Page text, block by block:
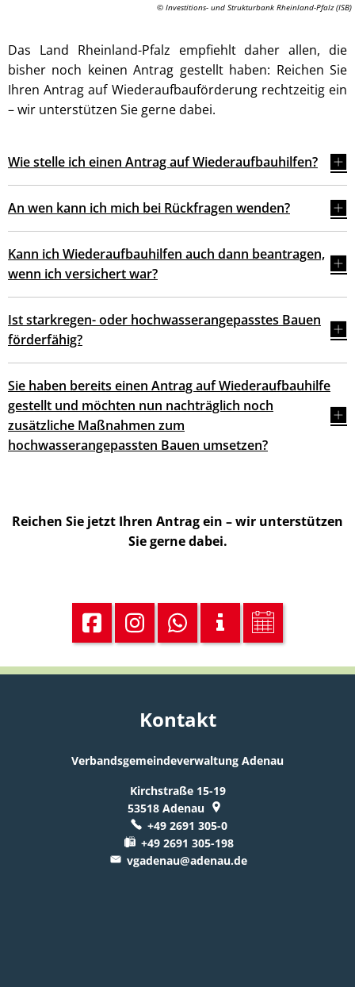
© Investitions- und Strukturbank Rheinland-Pfalz (ISB)
Das Land Rheinland-Pfalz empfiehlt daher allen, die
bisher noch keinen Antrag gestellt haben: Reichen Sie
Ihren Antrag auf Wiederaufbauförderung rechtzeitig ein
– wir unterstützen Sie gerne dabei.
Wie stelle ich einen Antrag auf Wiederaufbauhilfen?
An wen kann ich mich bei Rückfragen wenden?
Kann ich Wiederaufbauhilfen auch dann beantragen,
wenn ich versichert war?
Ist starkregen- oder hochwasserangepasstes Bauen
förderfähig?
Sie haben bereits einen Antrag auf Wiederaufbauhilfe
gestellt und möchten nun nachträglich noch
zusätzliche Maßnahmen zum
hochwasserangepassten Bauen umsetzen?
Reichen Sie jetzt Ihren Antrag ein – wir unterstützen
Sie gerne dabei.
Kontakt
Verbandsgemeindeverwaltung Adenau
Kirchstraße 15-19
53518 Adenau
+49 2691 305-0
+49 2691 305-198
vgadenau@adenau.de